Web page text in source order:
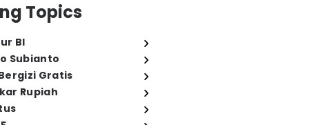
Topics
BI
Subianto
Gratis
Rupiah